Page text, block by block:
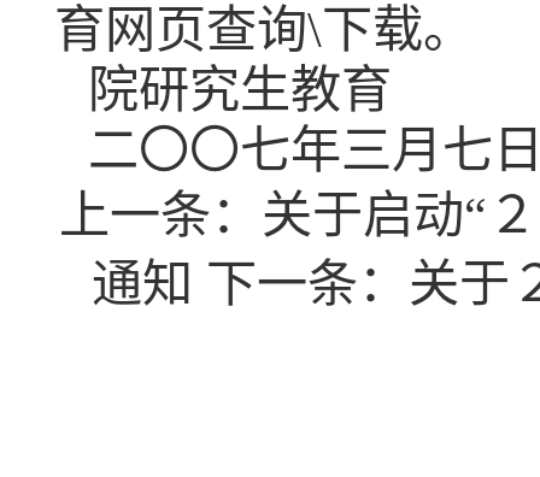
育网页查询\下载。
院研究生教育
二〇〇七年三月七
上一条： 关于启动“
通知 下一条： 关于